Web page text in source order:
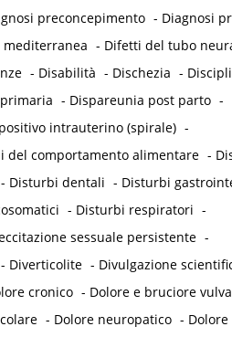
preconcepimento - Diagnosi
mediterranea - Difetti del tubo
- Disabilità - Dischezia -
- Dispareunia post parto -
intrauterino (spirale) -
del comportamento alimentare -
- Disturbi dentali - Disturbi
- Disturbi respiratori -
sessuale persistente -
- Diverticolite - Divulgazione
cronico - Dolore e bruciore
- Dolore neuropatico -